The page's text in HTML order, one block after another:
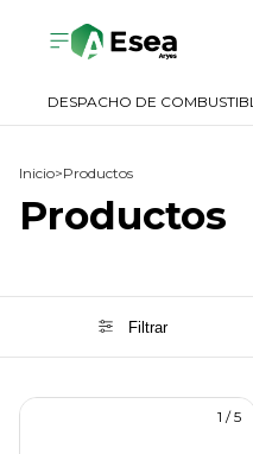
DESPACHO DE
Inicio>Productos
Productos
Filtrar
1 /5